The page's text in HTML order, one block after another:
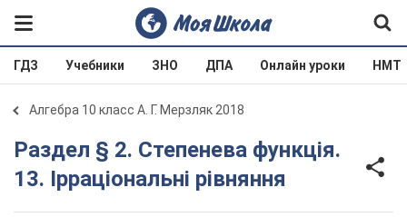
ГДЗ Учебники ЗНО ДПА Онлайн уроки НМТ
Алгебра 10 класс А. Г. Мерзляк 2018
Раздел § 2. Степенева функція.
13. Ірраціональні рівняння